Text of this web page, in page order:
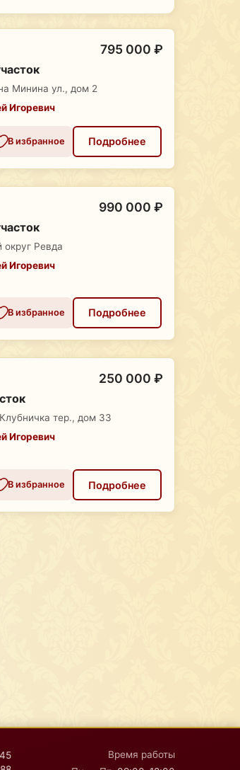
795 000 ₽
Минина ул., дом 2
Игоревич
В избранное Подробнее
990 000 ₽
Ревда
Игоревич
В избранное Подробнее
250 000 ₽
тер., дом 33
Игоревич
В избранное Подробнее
Время работы